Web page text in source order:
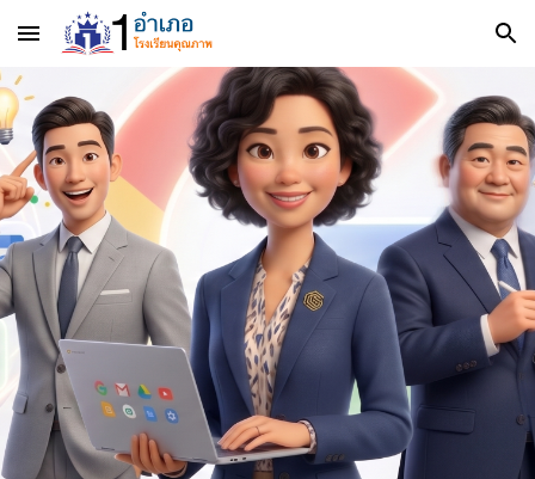
Skip to main content Skip to navigation